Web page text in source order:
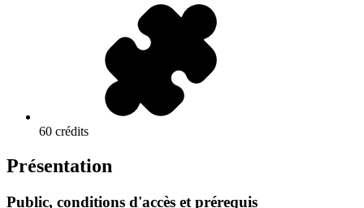
60 crédits
Présentation
Public, conditions d'accès et prérequis